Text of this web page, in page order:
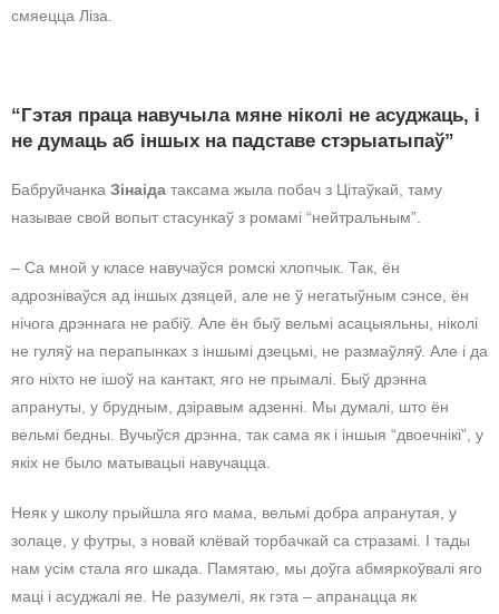
смяецца Ліза.
“Гэтая праца навучыла мяне ніколі не асуджаць, і
не думаць аб іншых на падставе стэрыатыпаў”
Бабруйчанка Зінаіда таксама жыла побач з Цітаўкай, таму
называе свой вопыт стасункаў з ромамі “нейтральным”.
– Са мной у класе навучаўся ромскі хлопчык. Так, ён
адрозніваўся ад іншых дзяцей, але не ў негатыўным сэнсе, ён
нічога дрэннага не рабіў. Але ён быў вельмі асацыяльны, ніколі
не гуляў на перапынках з іншымі дзецьмі, не размаўляў. Але і да
яго ніхто не ішоў на кантакт, яго не прымалі. Быў дрэнна
апрануты, у брудным, дзіравым адзенні. Мы думалі, што ён
вельмі бедны. Вучыўся дрэнна, так сама як і іншыя “двоечнікі”, у
якіх не было матывацыі навучацца.
Неяк у школу прыйшла яго мама, вельмі добра апранутая, у
золаце, у футры, з новай клёвай торбачкай са стразамі. І тады
нам усім стала яго шкада. Памятаю, мы доўга абмяркоўвалі яго
маці і асуджалі яе. Не разумелі, як гэта – апранацца як